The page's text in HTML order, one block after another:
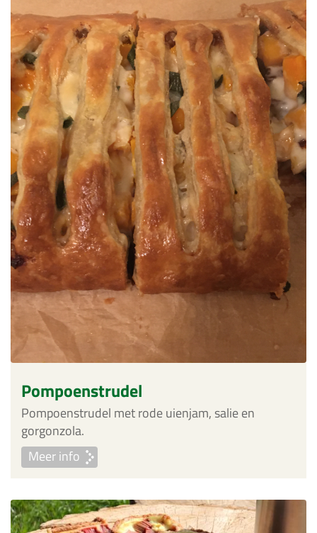
Pompoenstrudel
Pompoenstrudel met rode uienjam, salie en
gorgonzola.
Meer info